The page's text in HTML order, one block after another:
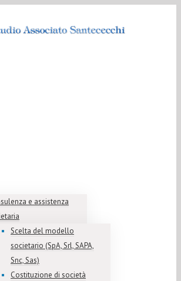
e assistenza
Scelta del modello
societario (SpA, Srl, SAPA,
Snc, Sas)
Costituzione di società